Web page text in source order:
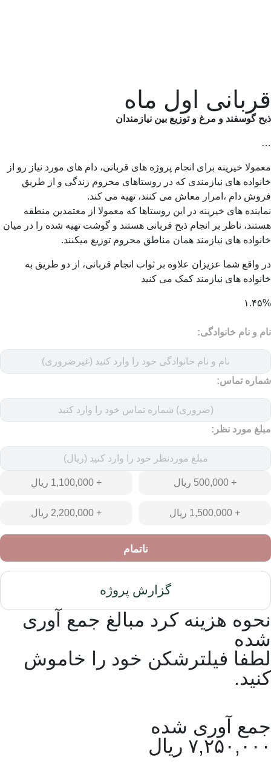
قربانی اول ماه
ذبح گوسفند و مرغ و توزیع بین نیازمندان
…
معمولا خیرینه برای انجام پروژه های قربانی، دام های مورد نیاز رو از
خانواده های نیازمندی که در روستاهای محروم زندگی و از طریق
فروش دام ،امرار معاش می کنند، تهیه می کند.
نماینده های خیرینه در این روستاها که معمولا از معتمدین منطقه
هستند، ناظر بر انجام ذبح قربانی هستند و گوشت تهیه شده را در میان
خانواده های نیازمند همان مناطق محروم توزیع میکنند.
در واقع شما عزیزان علاوه بر ثواب انجام قربانی، از دو طریق به
خانواده های نیازمند کمک می کنید
۱.۴۵%
نام و نام خانوادگی:
شماره تماس:
مبلغ مورد نظر:
+ 500,000 ریال + 1,100,000 ریال
+ 1,500,000 ریال + 2,200,000 ریال
ناتمام
گزارش پروژه
نحوه هزینه کرد مبالغ جمع آوری
شده
لطفا فیلترشکن خود را خاموش
کنید.
جمع آوری شده
۷,۲۵۰,۰۰۰ ریال